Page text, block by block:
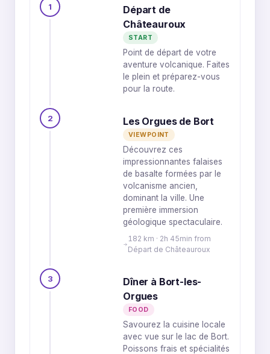
2 361 2
3
4
5
1
3
4
5
1
1
Départ de
Châteauroux
START
Point de départ de votre
aventure volcanique. Faites
le plein et préparez-vous
pour la route.
2 Les Orgues de Bort
VIEWPOINT
Découvrez ces
impressionnantes falaises
de basalte formées par le
volcanisme ancien,
dominant la ville. Une
première immersion
géologique spectaculaire.
182 km · 2h 45min from
Départ de Châteauroux
3
Dîner à Bort-les-
Orgues
FOOD
Savourez la cuisine locale
avec vue sur le lac de Bort.
Poissons frais et spécialités